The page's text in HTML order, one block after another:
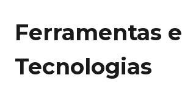
Ferramentas e
Tecnologias